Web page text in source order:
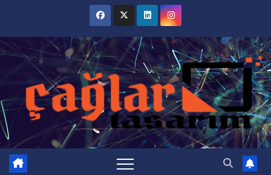
content